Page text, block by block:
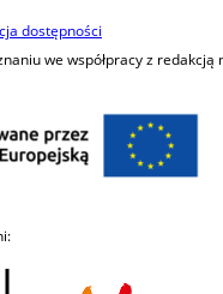
dostępności
we współpracy z redakcją